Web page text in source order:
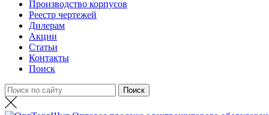
Производство корпусов
Реестр чертежей
Дилерам
Акции
Статьи
Контакты
Поиск